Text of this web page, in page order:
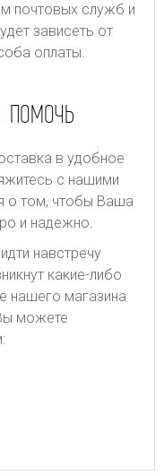
почтовых служб и
зависеть от
оплаты.
в удобное
с нашими
о том, чтобы Ваша
и надежно.
навстречу
какие-либо
нашего магазина
можете